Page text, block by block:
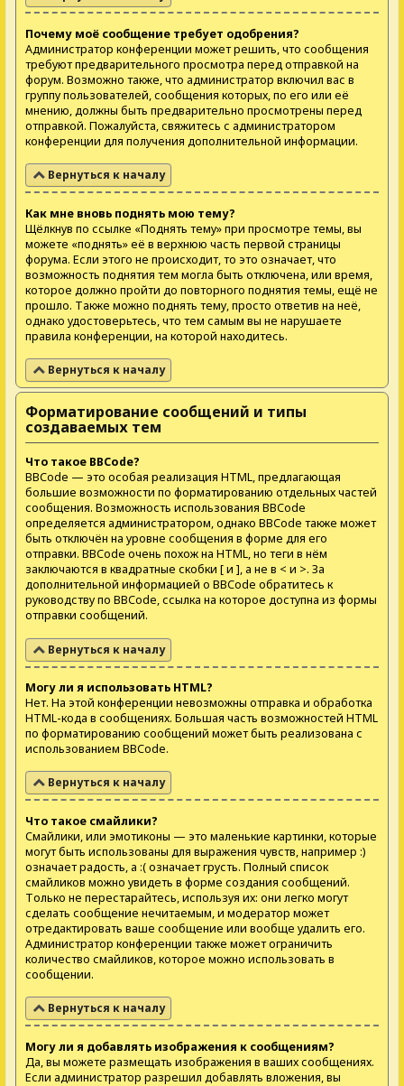
Почему моё сообщение требует одобрения?
Администратор конференции может решить, что сообщения
требуют предварительного просмотра перед отправкой на
форум. Возможно также, что администратор включил вас в
группу пользователей, сообщения которых, по его или её
мнению, должны быть предварительно просмотрены перед
отправкой. Пожалуйста, свяжитесь с администратором
конференции для получения дополнительной информации.
Вернуться к началу
Как мне вновь поднять мою тему?
Щёлкнув по ссылке «Поднять тему» при просмотре темы, вы
можете «поднять» её в верхнюю часть первой страницы
форума. Если этого не происходит, то это означает, что
возможность поднятия тем могла быть отключена, или время,
которое должно пройти до повторного поднятия темы, ещё не
прошло. Также можно поднять тему, просто ответив на неё,
однако удостоверьтесь, что тем самым вы не нарушаете
правила конференции, на которой находитесь.
Вернуться к началу
Форматирование сообщений и типы
создаваемых тем
Что такое BBCode?
BBCode — это особая реализация HTML, предлагающая
большие возможности по форматированию отдельных частей
сообщения. Возможность использования BBCode
определяется администратором, однако BBCode также может
быть отключён на уровне сообщения в форме для его
отправки. BBCode очень похож на HTML, но теги в нём
заключаются в квадратные скобки [ и ], а не в < и >. За
дополнительной информацией о BBCode обратитесь к
руководству по BBCode, ссылка на которое доступна из формы
отправки сообщений.
Вернуться к началу
Могу ли я использовать HTML?
Нет. На этой конференции невозможны отправка и обработка
HTML-кода в сообщениях. Большая часть возможностей HTML
по форматированию сообщений может быть реализована с
использованием BBCode.
Вернуться к началу
Что такое смайлики?
Смайлики, или эмотиконы — это маленькие картинки, которые
могут быть использованы для выражения чувств, например :)
означает радость, а :( означает грусть. Полный список
смайликов можно увидеть в форме создания сообщений.
Только не перестарайтесь, используя их: они легко могут
сделать сообщение нечитаемым, и модератор может
отредактировать ваше сообщение или вообще удалить его.
Администратор конференции также может ограничить
количество смайликов, которое можно использовать в
сообщении.
Вернуться к началу
Могу ли я добавлять изображения к сообщениям?
Да, вы можете размещать изображения в ваших сообщениях.
Если администратор разрешил добавлять вложения, вы